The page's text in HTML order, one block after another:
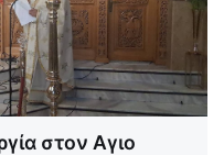
στον Αγιο